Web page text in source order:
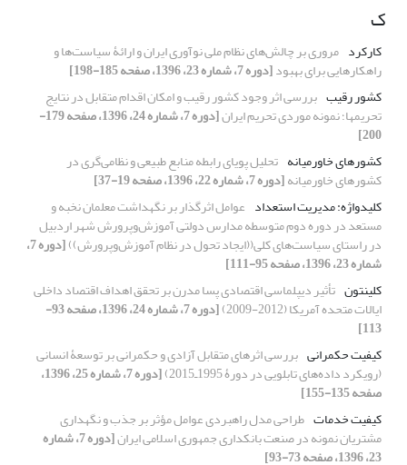
ک
کارکرد مروری بر چالش‌های نظام ملی نوآوری ایران و ارائۀ سیاست‌ها و
راهکارهایی برای بهبود[دوره 7، شماره 23، 1396، صفحه 185-198]
کشور رقیب بررسی اثر وجود کشور رقیب و امکان اقدام متقابل در نتایج
تحریمها؛ نمونه موردی تحریم ایران [دوره 7، شماره 24، 1396، صفحه 179-
200]
کشورهای خاورمیانه تحلیل پویای رابطه منابع طبیعی و نظامی‌گری در
کشورهای خاورمیانه[دوره 7، شماره 22، 1396، صفحه 19-37]
کلیدواژه: مدیریت استعداد عوامل اثرگذار بر نگهداشت معلمان نخبه و
مستعد در دوره دوم متوسطه مدارس دولتی آموزش‌وپرورش شهر اردبیل
در راستای سیاست‌های کلی((ایجاد تحول در نظام آموزش‌وپرورش)) [دوره 7،
شماره 23، 1396، صفحه 95-111]
کلینتون تأثیر دیپلماسی اقتصادی پسا مدرن بر تحقق اهداف اقتصاد داخلی
ایالات متحده آمریکا (2012-2009) [دوره 7، شماره 24، 1396، صفحه 93-
113]
کیفیت حکمرانی بررسی اثرهای متقابل آزادی و حکمرانی بر توسعۀ انسانی
(رویکرد داده‌های تابلویی در دورۀ 1995ـ2015) [دوره 7، شماره 25، 1396،
صفحه 135-155]
کیفیت خدمات طراحی مدل راهبردی عوامل مؤثر بر جذب و نگهداری
مشتریان نمونه در صنعت بانکداری جمهوری اسلامی ایران [دوره 7، شماره
23، 1396، صفحه 73-93]